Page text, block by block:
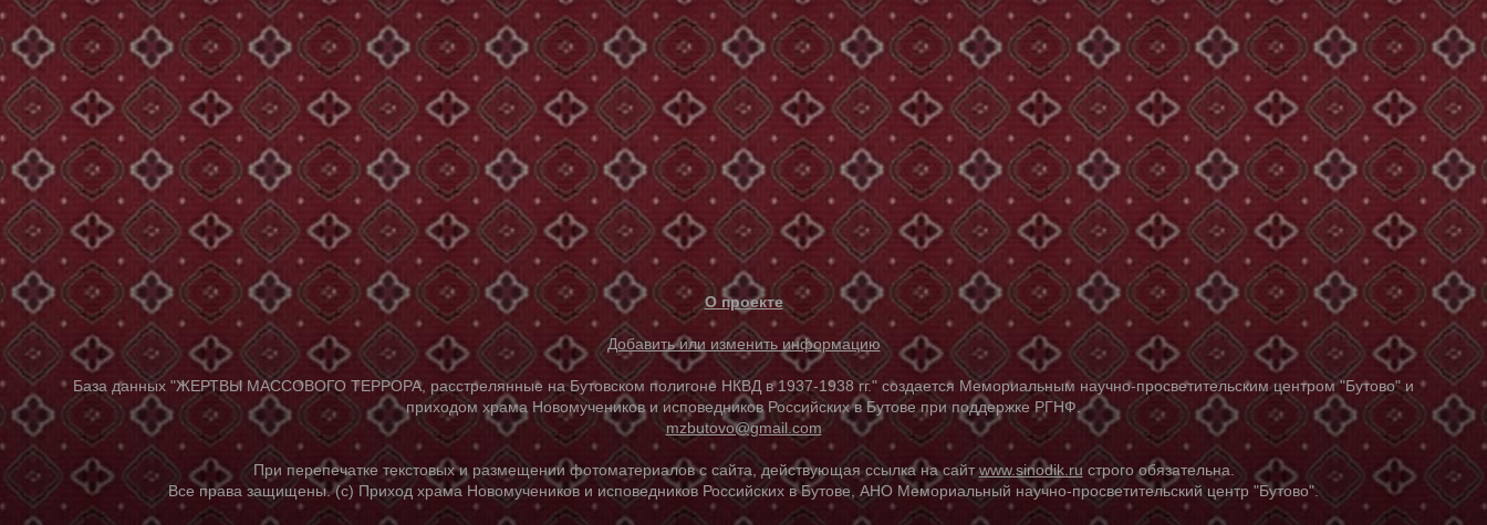
О проекте
Добавить или изменить информацию
База данных "ЖЕРТВЫ МАССОВОГО ТЕРРОРА, расстрелянные на Бутовском полигоне НКВД в 1937-1938 гг." создается Мемориальным научно-просветительским центром "Бутово" и
приходом храма Новомучеников и исповедников Российских в Бутове при поддержке РГНФ.
mzbutovo@gmail.com
При перепечатке текстовых и размещении фотоматериалов с сайта, действующая ссылка на сайтwww.sinodik.ru строго обязательна.
Все права защищены. (с) Приход храма Новомучеников и исповедников Российских в Бутове, АНО Мемориальный научно-просветительский центр "Бутово".